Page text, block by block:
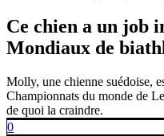
Ce chien a un job
Mondiaux de
Molly, une chienne suédoise,
Championnats du monde de
de quoi la craindre.
0